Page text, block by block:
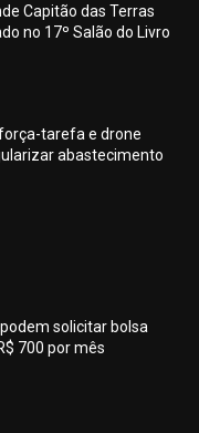
Capitão das Terras
no 17º Salão do Livro
tarefa e drone
abastecimento
solicitar bolsa
700 por mês